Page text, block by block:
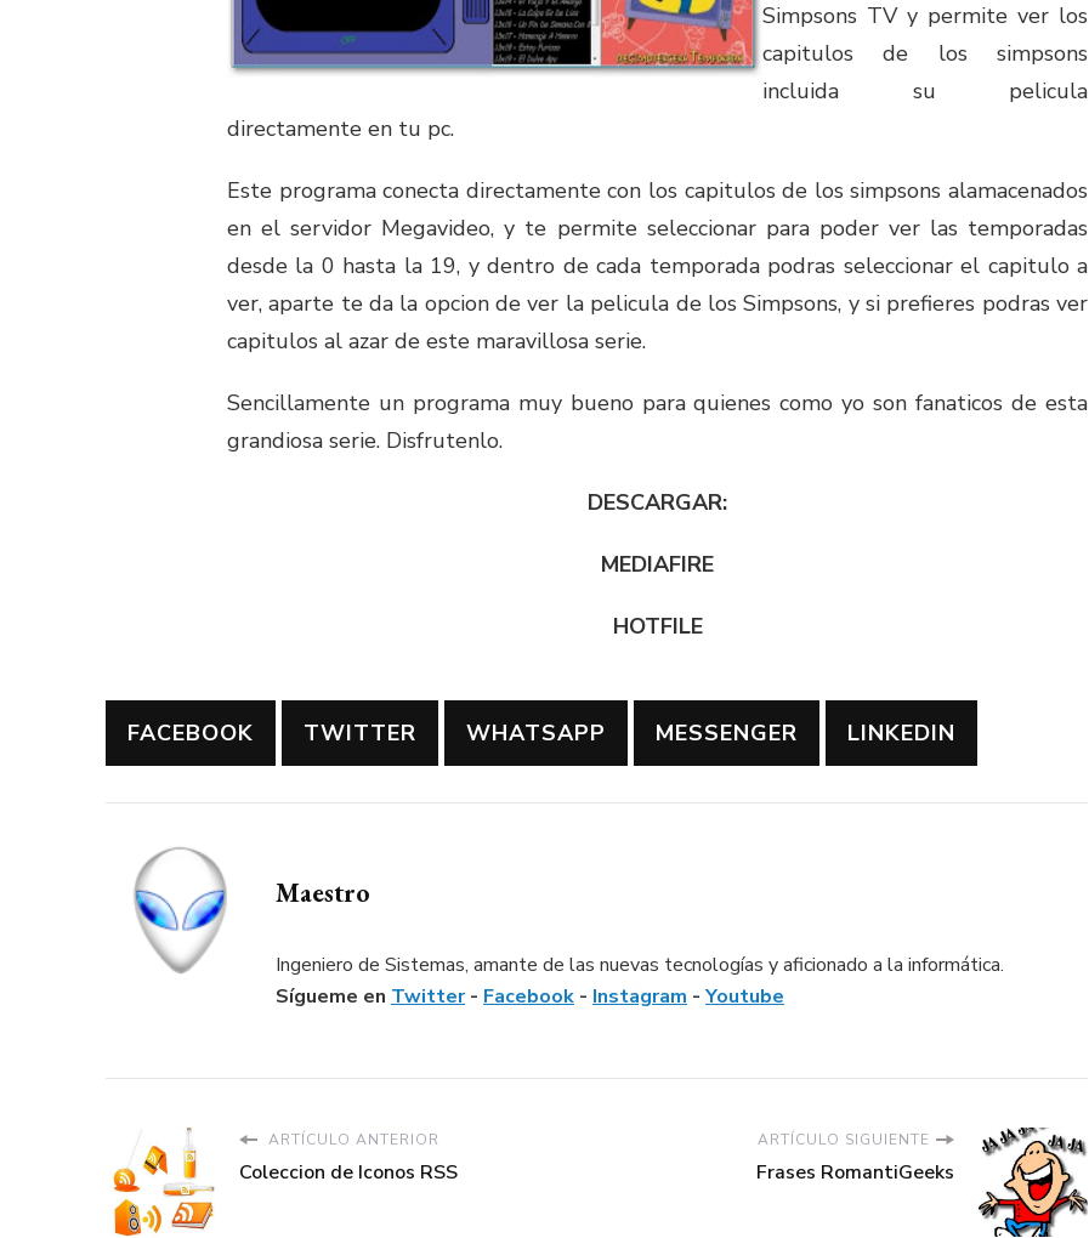
Simpsons TV y permite ver los
capitulos de los simpsons
incluida su pelicula
directamente en tu pc.
Este programa conecta directamente con los capitulos de los simpsons alamacenados
en el servidor Megavideo, y te permite seleccionar para poder ver las temporadas
desde la 0 hasta la 19, y dentro de cada temporada podras seleccionar el capitulo a
ver, aparte te da la opcion de ver la pelicula de los Simpsons, y si prefieres podras ver
capitulos al azar de este maravillosa serie.
Sencillamente un programa muy bueno para quienes como yo son fanaticos de esta
grandiosa serie. Disfrutenlo.
DESCARGAR:
MEDIAFIRE
HOTFILE
FACEBOOK TWITTER WHATSAPP MESSENGER LINKEDIN
Maestro
Ingeniero de Sistemas, amante de las nuevas tecnologías y aficionado a la informática.
Sígueme en Twitter- Facebook - Instagram - Youtube
ARTÍCULO ANTERIOR
Coleccion de Iconos RSS
ARTÍCULO SIGUIENTE
Frases RomantiGeeks